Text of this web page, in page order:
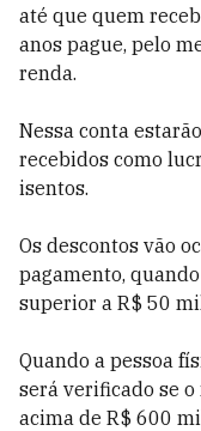
até que quem
anos pague, pelo
renda.
Nessa conta
recebidos como
isentos.
Os descontos vão
pagamento,
superior a R$ 50
Quando a pessoa
será verificado se
acima de R$ 600